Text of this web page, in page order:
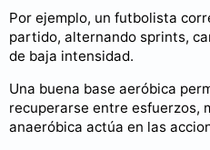
Por ejemplo, un futbolista
partido, alternando sprints,
de baja intensidad.
Una buena base aeróbica
recuperarse entre esfuerzos,
anaeróbica actúa en las